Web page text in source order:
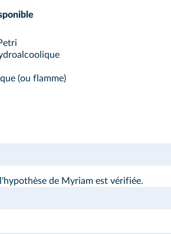
(ou flamme)
de Myriam est vérifiée.